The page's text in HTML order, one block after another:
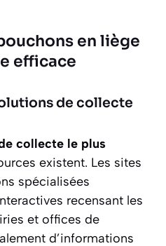
en liège
efficace
de collecte
collecte le plus
existent. Les sites
spécialisées
recensant les
et offices de
d’informations